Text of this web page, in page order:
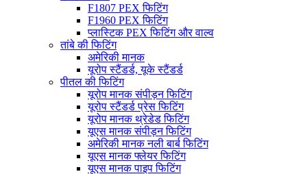
F1807 PEX फिटिंग
F1960 PEX फिटिंग
प्लास्टिक PEX फिटिंग और वाल्व
तांबे की फिटिंग
अमेरिकी मानक
यूरोप स्टैंडर्ड, यूके स्टैंडर्ड
पीतल की फिटिंग
यूरोप मानक संपीड़न फिटिंग
यूरोप स्टैंडर्ड प्रेस फिटिंग
यूरोप मानक थ्रेडेड फिटिंग
यूएस मानक संपीड़न फिटिंग
अमेरिकी मानक नली बार्ब फिटिंग
यूएस मानक फ्लेयर फिटिंग
यूएस मानक पाइप फिटिंग